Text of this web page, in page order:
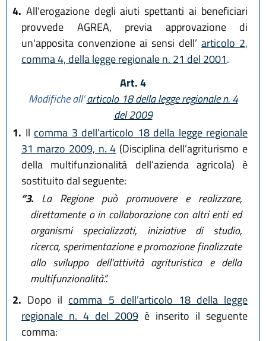
4. All'erogazione degli aiuti spettanti ai beneficiari
provvede AGREA, previa approvazione di
un'apposita convenzione ai sensi dell’ articolo 2,
comma 4, della legge regionale n. 21 del 2001.
Art. 4
Modifiche all’articolo 18 della legge regionale n. 4
del 2009
1. Il comma 3 dell’articolo 18 della legge regionale
31 marzo 2009, n. 4 (Disciplina dell’agriturismo e
della multifunzionalità dell’azienda agricola) è
sostituito dal seguente:
“3.La Regione può promuovere e realizzare,
direttamente o in collaborazione con altri enti ed
organismi specializzati, iniziative di studio,
ricerca, sperimentazione e promozione finalizzate
allo sviluppo dell'attività agrituristica e della
multifunzionalità.”.
2. Dopo il comma 5 dell’articolo 18 della legge
regionale n. 4 del 2009 è inserito il seguente
comma: